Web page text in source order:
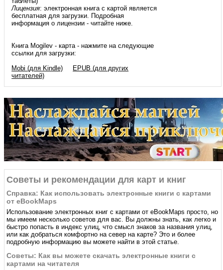
Лицензия: электронная книга с картой является
бесплатная для загрузки. Подробная
информация о лицензии - читайте ниже.
Книга Mogilev - карта - нажмите на следующие
ссылки для загрузки:
Mobi (для Kindle)
EPUB (для других
читателей)
Советы и рекомендации для карт и книг
Справка: Как использовать электронные книги с картами
от eBookMaps
Использование электронных книг с картами от eBookMaps простo, но
мы имеем несколько советов для вас. Вы должны знать, как легко и
быстро попасть в индекс улиц, что смысл знаков за названия улиц,
или как добраться комфортно на север на карте? Это и более
подробную информацию вы можете найти в этой статье.
Советы: Как вы можете скачать электронные книги с
картами на читателя